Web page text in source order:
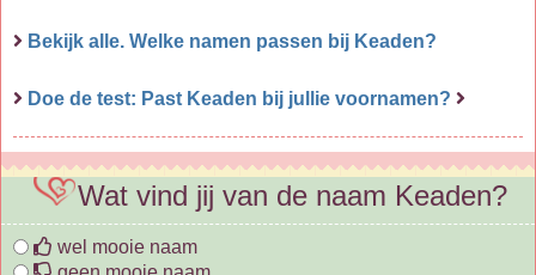
Bekijk alle. Welke namen passen bij Keaden?
Doe de test: Past Keaden bij jullie voornamen?
Wat vind jij van de naam Keaden?
wel mooie naam